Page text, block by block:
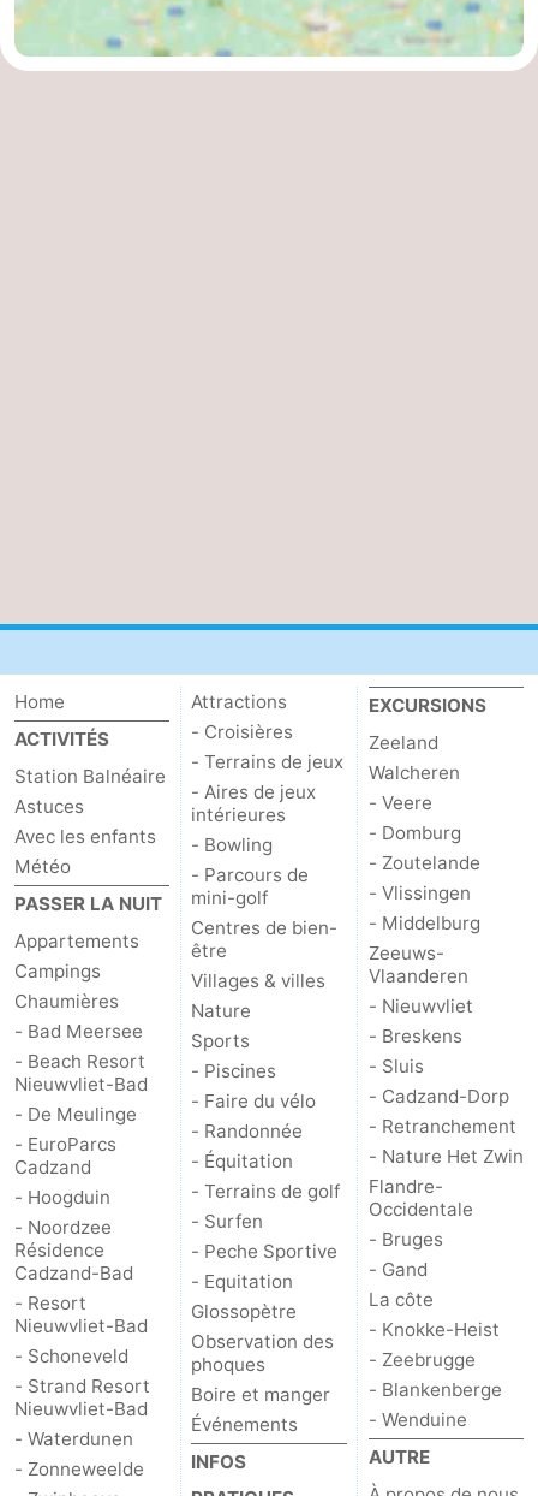
Home
ACTIVITÉS
Station Balnéaire
Astuces
Avec les enfants
Météo
PASSER LA NUIT
Appartements
Campings
Chaumières
- Bad Meersee
- Beach Resort
Nieuwvliet-Bad
- De Meulinge
- EuroParcs
Cadzand
- Hoogduin
- Noordzee
Résidence
Cadzand-Bad
- Resort
Nieuwvliet-Bad
- Schoneveld
- Strand Resort
Nieuwvliet-Bad
- Waterdunen
- Zonneweelde
Attractions
- Croisières
- Terrains de jeux
- Aires de jeux
intérieures
- Bowling
- Parcours de
mini-golf
Centres de bien-
être
Villages & villes
Nature
Sports
- Piscines
- Faire du vélo
- Randonnée
- Équitation
- Terrains de golf
- Surfen
- Peche Sportive
- Equitation
Glossopètre
Observation des
phoques
Boire et manger
Événements
INFOS
EXCURSIONS
Zeeland
Walcheren
- Veere
- Domburg
- Zoutelande
- Vlissingen
- Middelburg
Zeeuws-
Vlaanderen
- Nieuwvliet
- Breskens
- Sluis
- Cadzand-Dorp
- Retranchement
- Nature Het Zwin
Flandre-
Occidentale
- Bruges
- Gand
La côte
- Knokke-Heist
- Zeebrugge
- Blankenberge
- Wenduine
AUTRE